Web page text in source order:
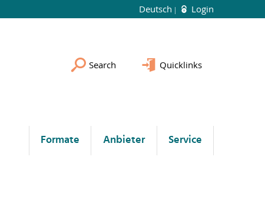
Deutsch Login
Search Quicklinks
Formate Anbieter Service